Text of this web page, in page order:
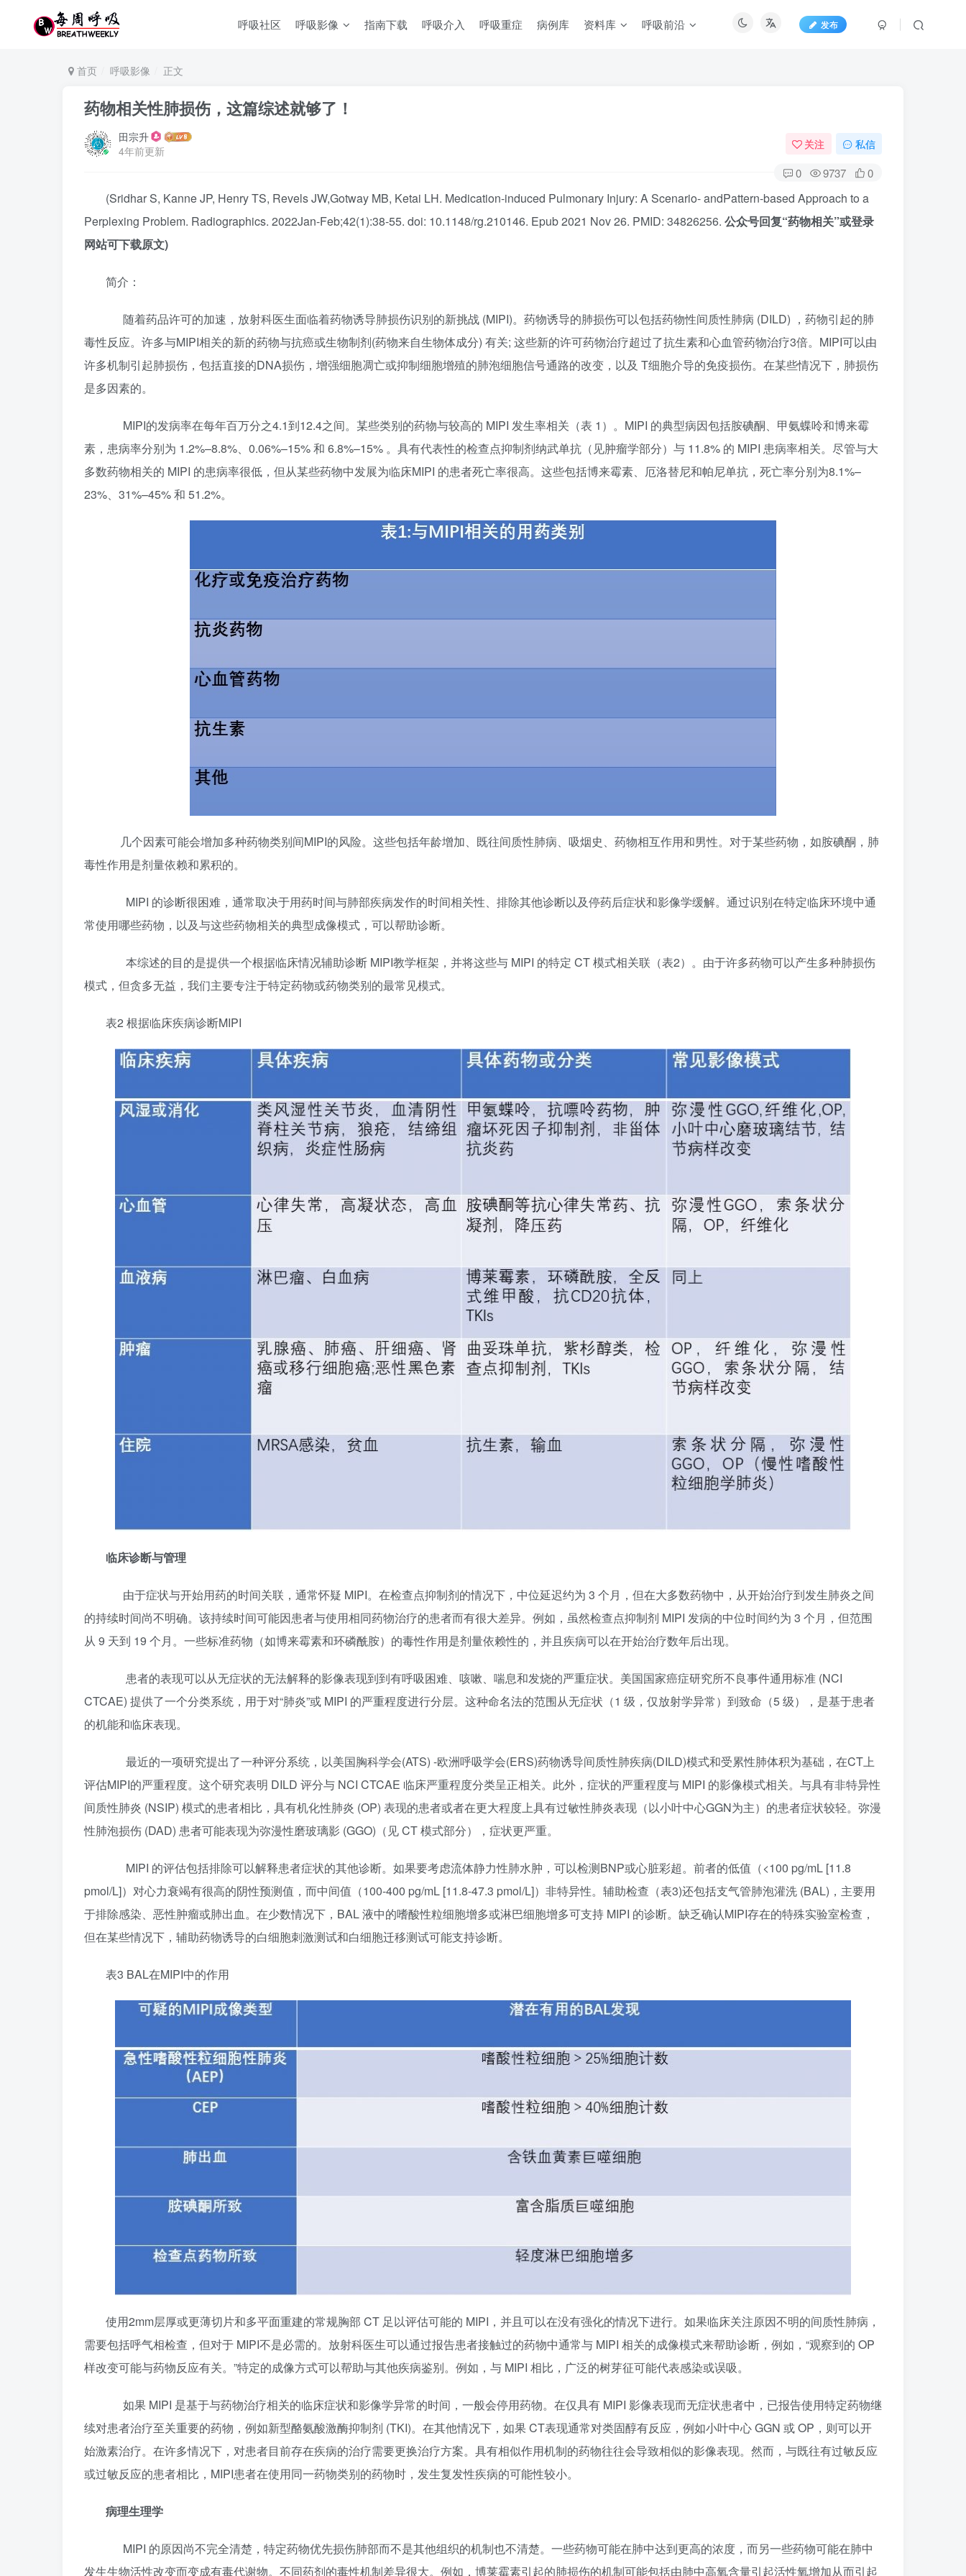
发布
呼吸社区 呼吸影像 指南下载 呼吸介入 呼吸重症 病例库 资料库 呼吸前沿
首页 呼吸影像 正文
药物相关性肺损伤，这篇综述就够了！
田宗升
4年前更新
关注 私信
0 9737 0
(Sridhar S, Kanne JP, Henry TS, Revels JW,Gotway MB, Ketai LH. Medication-induced Pulmonary Injury: A Scenario- andPattern-based Approach to a
Perplexing Problem. Radiographics. 2022Jan-Feb;42(1):38-55. doi: 10.1148/rg.210146. Epub 2021 Nov 26. PMID: 34826256. 公众号回复“药物相关”或登录
网站可下载原文)
简介：
随着药品许可的加速，放射科医生面临着药物诱导肺损伤识别的新挑战 (MIPI)。药物诱导的肺损伤可以包括药物性间质性肺病 (DILD) ，药物引起的肺
毒性反应。许多与MIPI相关的新的药物与抗癌或生物制剂(药物来自生物体成分) 有关; 这些新的许可药物治疗超过了抗生素和心血管药物治疗3倍。MIPI可以由
许多机制引起肺损伤，包括直接的DNA损伤，增强细胞凋亡或抑制细胞增殖的肺泡细胞信号通路的改变，以及 T细胞介导的免疫损伤。在某些情况下，肺损伤
是多因素的。
MIPI的发病率在每年百万分之4.1到12.4之间。某些类别的药物与较高的 MIPI 发生率相关（表 1）。MIPI 的典型病因包括胺碘酮、甲氨蝶呤和博来霉
素，患病率分别为 1.2%–8.8%、0.06%–15% 和 6.8%–15% 。具有代表性的检查点抑制剂纳武单抗（见肿瘤学部分）与 11.8% 的 MIPI 患病率相关。尽管与大
多数药物相关的 MIPI 的患病率很低，但从某些药物中发展为临床MIPI 的患者死亡率很高。这些包括博来霉素、厄洛替尼和帕尼单抗，死亡率分别为8.1%–
23%、31%–45% 和 51.2%。
几个因素可能会增加多种药物类别间MIPI的风险。这些包括年龄增加、既往间质性肺病、吸烟史、药物相互作用和男性。对于某些药物，如胺碘酮，肺
毒性作用是剂量依赖和累积的。
MIPI 的诊断很困难，通常取决于用药时间与肺部疾病发作的时间相关性、排除其他诊断以及停药后症状和影像学缓解。通过识别在特定临床环境中通
常使用哪些药物，以及与这些药物相关的典型成像模式，可以帮助诊断。
本综述的目的是提供一个根据临床情况辅助诊断 MIPI教学框架，并将这些与 MIPI 的特定 CT 模式相关联（表2）。由于许多药物可以产生多种肺损伤
模式，但贪多无益，我们主要专注于特定药物或药物类别的最常见模式。
表2 根据临床疾病诊断MIPI
临床诊断与管理
由于症状与开始用药的时间关联，通常怀疑 MIPI。在检查点抑制剂的情况下，中位延迟约为 3 个月，但在大多数药物中，从开始治疗到发生肺炎之间
的持续时间尚不明确。该持续时间可能因患者与使用相同药物治疗的患者而有很大差异。例如，虽然检查点抑制剂 MIPI 发病的中位时间约为 3 个月，但范围
从 9 天到 19 个月。一些标准药物（如博来霉素和环磷酰胺）的毒性作用是剂量依赖性的，并且疾病可以在开始治疗数年后出现。
患者的表现可以从无症状的无法解释的影像表现到到有呼吸困难、咳嗽、喘息和发烧的严重症状。美国国家癌症研究所不良事件通用标准 (NCI
CTCAE) 提供了一个分类系统，用于对“肺炎”或 MIPI 的严重程度进行分层。这种命名法的范围从无症状（1 级，仅放射学异常）到致命（5 级），是基于患者
的机能和临床表现。
最近的一项研究提出了一种评分系统，以美国胸科学会(ATS) -欧洲呼吸学会(ERS)药物诱导间质性肺疾病(DILD)模式和受累性肺体积为基础，在CT上
评估MIPI的严重程度。这个研究表明 DILD 评分与 NCI CTCAE 临床严重程度分类呈正相关。此外，症状的严重程度与 MIPI 的影像模式相关。与具有非特异性
间质性肺炎 (NSIP) 模式的患者相比，具有机化性肺炎 (OP) 表现的患者或者在更大程度上具有过敏性肺炎表现（以小叶中心GGN为主）的患者症状较轻。弥漫
性肺泡损伤 (DAD) 患者可能表现为弥漫性磨玻璃影 (GGO)（见 CT 模式部分），症状更严重。
MIPI 的评估包括排除可以解释患者症状的其他诊断。如果要考虑流体静力性肺水肿，可以检测BNP或心脏彩超。前者的低值（<100 pg/mL [11.8
pmol/L]）对心力衰竭有很高的阴性预测值，而中间值（100-400 pg/mL [11.8-47.3 pmol/L]）非特异性。辅助检查（表3)还包括支气管肺泡灌洗 (BAL)，主要用
于排除感染、恶性肿瘤或肺出血。在少数情况下，BAL 液中的嗜酸性粒细胞增多或淋巴细胞增多可支持 MIPI 的诊断。缺乏确认MIPI存在的特殊实验室检查，
但在某些情况下，辅助药物诱导的白细胞刺激测试和白细胞迁移测试可能支持诊断。
表3 BAL在MIPI中的作用
使用2mm层厚或更薄切片和多平面重建的常规胸部 CT 足以评估可能的 MIPI，并且可以在没有强化的情况下进行。如果临床关注原因不明的间质性肺病，
需要包括呼气相检查，但对于 MIPI不是必需的。放射科医生可以通过报告患者接触过的药物中通常与 MIPI 相关的成像模式来帮助诊断，例如，“观察到的 OP
样改变可能与药物反应有关。”特定的成像方式可以帮助与其他疾病鉴别。例如，与 MIPI 相比，广泛的树芽征可能代表感染或误吸。
如果 MIPI 是基于与药物治疗相关的临床症状和影像学异常的时间，一般会停用药物。在仅具有 MIPI 影像表现而无症状患者中，已报告使用特定药物继
续对患者治疗至关重要的药物，例如新型酪氨酸激酶抑制剂 (TKI)。在其他情况下，如果 CT表现通常对类固醇有反应，例如小叶中心 GGN 或 OP，则可以开
始激素治疗。在许多情况下，对患者目前存在疾病的治疗需要更换治疗方案。具有相似作用机制的药物往往会导致相似的影像表现。然而，与既往有过敏反应
或过敏反应的患者相比，MIPI患者在使用同一药物类别的药物时，发生复发性疾病的可能性较小。
病理生理学
MIPI 的原因尚不完全清楚，特定药物优先损伤肺部而不是其他组织的机制也不清楚。一些药物可能在肺中达到更高的浓度，而另一些药物可能在肺中
发生生物活性改变而变成有毒代谢物。不同药剂的毒性机制差异很大。例如，博莱霉素引起的肺损伤的机制可能包括由肺中高氧含量引起活性氧增加从而引起